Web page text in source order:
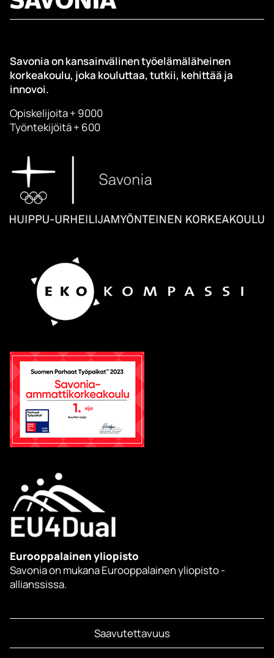
Savonia on kansainvälinen työelämäläheinen
korkeakoulu, joka kouluttaa, tutkii, kehittää ja
innovoi.
Opiskelijoita + 9000
Työntekijöitä + 600
Eurooppalainen yliopisto
Savonia on mukana Eurooppalainen yliopisto -
allianssissa.
Saavutettavuus